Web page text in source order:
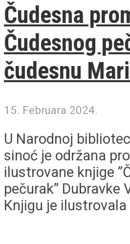
Čudesna
Čudesnog
čudesnu
15. Februara 2024.
U Narodnoj
sinoć je održana
ilustrovane knjige
pečurak” Dubravke
Knjigu je ilustrovala